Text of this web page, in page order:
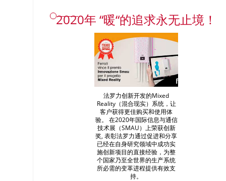
2020年 “暖“的追求永无止境！
法罗力创新开发的Mixed
Reality（混合现实）系统，让
客户获得更佳购买和使用体
验。 在2020年国际信息与通信
技术展（SMAU）上荣获创新
奖, 表彰法罗力通过促进和分享
已经在自身研究领域中成功实
施创新项目的直接经验，为整
个国家乃至全世界的生产系统
所必需的变革进程提供有效支
持。